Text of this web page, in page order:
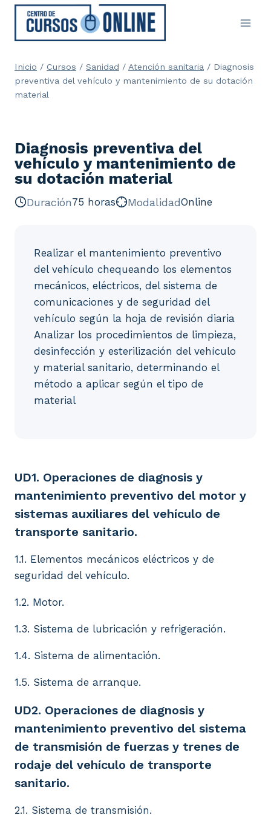
Saltar
contenido
Inicio / Cursos / Sanidad / Atención sanitaria / Diagnosis
preventiva del vehículo y mantenimiento de su dotación
material
Diagnosis preventiva del
vehículo y mantenimiento de
su dotación material
Duración75 horas ModalidadOnline
Realizar el mantenimiento preventivo
del vehículo chequeando los elementos
mecánicos, eléctricos, del sistema de
comunicaciones y de seguridad del
vehículo según la hoja de revisión diaria
Analizar los procedimientos de limpieza,
desinfección y esterilización del vehículo
y material sanitario, determinando el
método a aplicar según el tipo de
material
UD1. Operaciones de diagnosis y mantenimiento
UD1. Operaciones de diagnosis y
mantenimiento preventivo del motor y
sistemas auxiliares del vehículo de
transporte sanitario.
1.1. Elementos mecánicos eléctricos y de
seguridad del vehículo.
1.2. Motor.
1.3. Sistema de lubricación y refrigeración.
1.4. Sistema de alimentación.
1.5. Sistema de arranque.
UD2. Operaciones de diagnosis y
mantenimiento preventivo del sistema
de transmisión de fuerzas y trenes de
rodaje del vehículo de transporte
sanitario.
2.1. Sistema de transmisión.